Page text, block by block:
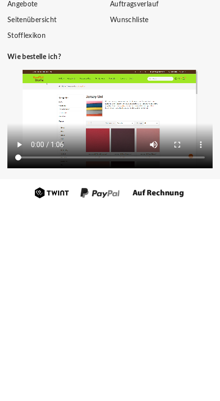
Angebote
Seitenübersicht
Stofflexikon
Auftragsverlauf
Wunschliste
Wie bestelle ich?